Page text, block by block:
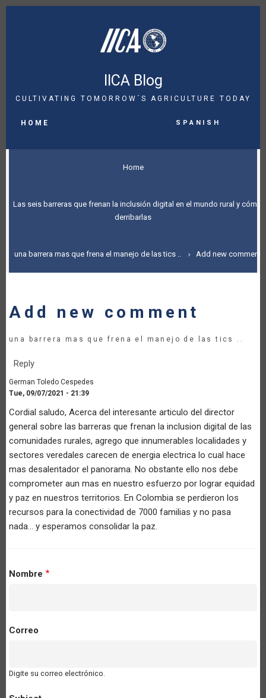
Skip
IICA Blog
CULTIVATING TOMORROW´S AGRICULTURE TODAY
NAVIGATION
HOME Spanish
BREADCRUMB
Home
Las seis barreras que frenan la inclusión digital en el mundo rural y cómo
derribarlas
una barrera mas que frena el manejo de las tics .. Add new comment
Add new comment
una barrera mas que frena el manejo de las tics ..
Reply
German Toledo Cespedes
Tue, 09/07/2021 - 21:39
Cordial saludo, Acerca del interesante articulo del director
general sobre las barreras que frenan la inclusion digital de las
comunidades rurales, agrego que innumerables localidades y
sectores veredales carecen de energia electrica lo cual hace
mas desalentador el panorama. No obstante ello nos debe
comprometer aun mas en nuestro esfuerzo por lograr equidad
y paz en nuestros territorios. En Colombia se perdieron los
recursos para la conectividad de 7000 familias y no pasa
nada... y esperamos consolidar la paz.
Nombre
Correo
Digite su correo electrónico.